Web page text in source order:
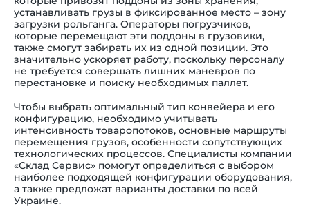
устанавливать грузы в фиксированное место – зону
загрузки рольганга. Операторы погрузчиков,
которые перемещают эти поддоны в грузовики,
также смогут забирать их из одной позиции. Это
значительно ускоряет работу, поскольку персоналу
не требуется совершать лишних маневров по
перестановке и поиску необходимых паллет.
Чтобы выбрать оптимальный тип конвейера и его
конфигурацию, необходимо учитывать
интенсивность товаропотоков, основные маршруты
перемещения грузов, особенности сопутствующих
технологических процессов. Специалисты компании
«Склад Сервис» помогут определиться с выбором
наиболее подходящей конфигурации оборудования,
а также предложат варианты доставки по всей
Украине.